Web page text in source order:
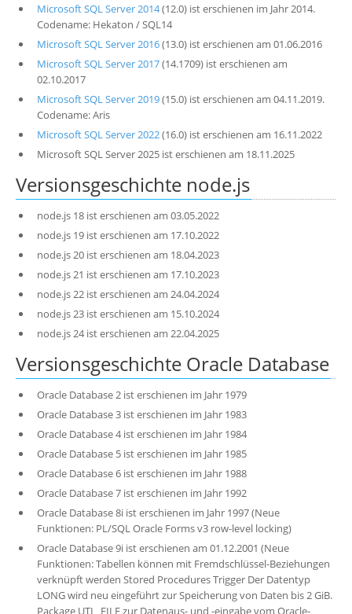
Microsoft SQL Server 2014(12.0) ist erschienen im Jahr 2014.
Codename: Hekaton / SQL14
Microsoft SQL Server 2016(13.0) ist erschienen am 01.06.2016
Microsoft SQL Server 2017(14.1709) ist erschienen am
02.10.2017
Microsoft SQL Server 2019(15.0) ist erschienen am 04.11.2019.
Codename: Aris
Microsoft SQL Server 2022(16.0) ist erschienen am 16.11.2022
Microsoft SQL Server 2025 ist erschienen am 18.11.2025
Versionsgeschichte node.js
node.js 18 ist erschienen am 03.05.2022
node.js 19 ist erschienen am 17.10.2022
node.js 20 ist erschienen am 18.04.2023
node.js 21 ist erschienen am 17.10.2023
node.js 22 ist erschienen am 24.04.2024
node.js 23 ist erschienen am 15.10.2024
node.js 24 ist erschienen am 22.04.2025
Versionsgeschichte Oracle Database
Oracle Database 2 ist erschienen im Jahr 1979
Oracle Database 3 ist erschienen im Jahr 1983
Oracle Database 4 ist erschienen im Jahr 1984
Oracle Database 5 ist erschienen im Jahr 1985
Oracle Database 6 ist erschienen im Jahr 1988
Oracle Database 7 ist erschienen im Jahr 1992
Oracle Database 8i ist erschienen im Jahr 1997 (Neue
Funktionen: PL/SQL Oracle Forms v3 row-level locking)
Oracle Database 9i ist erschienen am 01.12.2001 (Neue
Funktionen: Tabellen können mit Fremdschlüssel-Beziehungen
verknüpft werden Stored Procedures Trigger Der Datentyp
LONG wird neu eingeführt zur Speicherung von Daten bis 2 GiB.
Package UTL_FILE zur Datenaus- und -eingabe vom Oracle-